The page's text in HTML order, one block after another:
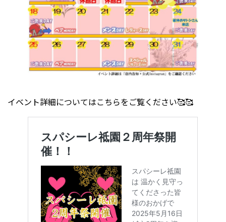
イベント詳細についてはこちらをご覧ください🥰🥰